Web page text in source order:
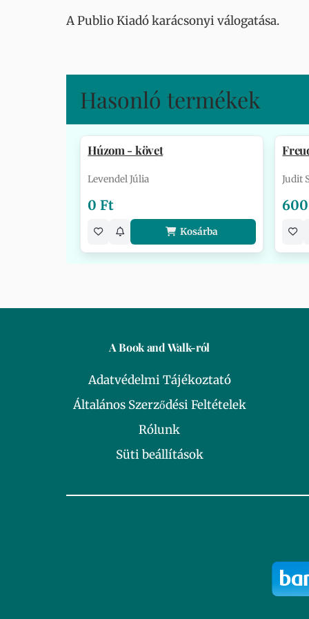
A Publio Kiadó karácsonyi válogatása.
Hasonló termékek
Húzom - követ
Levendel Júlia
0 Ft
Kosárba
Judit
A Book and Walk-ról
Adatvédelmi Tájékoztató
Általános Szerződési Feltételek
Rólunk
Süti beállítások